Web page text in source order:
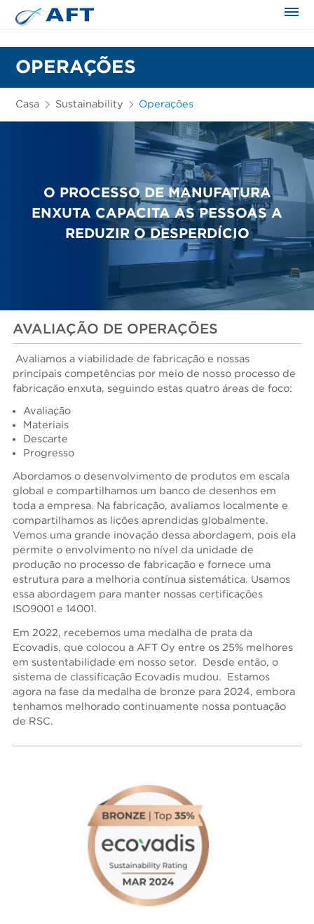
OPERAÇÕES
Casa Sustainability Operações
O PROCESSO DE MANUFATURA
ENXUTA CAPACITA AS PESSOAS A
REDUZIR O DESPERDÍCIO
AVALIAÇÃO DE OPERAÇÕES
Avaliamos a viabilidade de fabricação e nossas
principais competências por meio de nosso processo de
fabricação enxuta, seguindo estas quatro áreas de foco:
Avaliação
Materiais
Descarte
Progresso
Abordamos o desenvolvimento de produtos em escala
global e compartilhamos um banco de desenhos em
toda a empresa. Na fabricação, avaliamos localmente e
compartilhamos as lições aprendidas globalmente.
Vemos uma grande inovação dessa abordagem, pois ela
permite o envolvimento no nível da unidade de
produção no processo de fabricação e fornece uma
estrutura para a melhoria contínua sistemática. Usamos
essa abordagem para manter nossas certificações
ISO9001 e 14001.
Em 2022, recebemos uma medalha de prata da
Ecovadis, que colocou a AFT Oy entre os 25% melhores
em sustentabilidade em nosso setor. Desde então, o
sistema de classificação Ecovadis mudou. Estamos
agora na fase da medalha de bronze para 2024, embora
tenhamos melhorado continuamente nossa pontuação
de RSC.